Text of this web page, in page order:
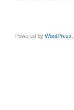
Powered byWordPress